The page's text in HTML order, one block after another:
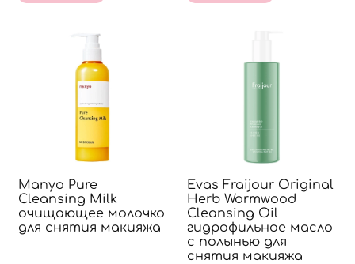
Manyo Pure
Cleansing Milk
очищающее молочко
для снятия макияжа
Evas Fraijour Original
Herb Wormwood
Cleansing Oil
гидрофильное масло
с полынью для
снятия макияжа